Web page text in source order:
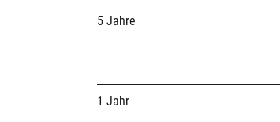
5 Jahre
1 Jahr